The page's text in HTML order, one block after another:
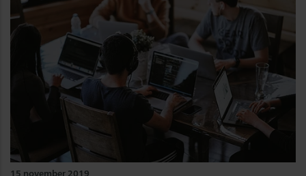
15 november 2019